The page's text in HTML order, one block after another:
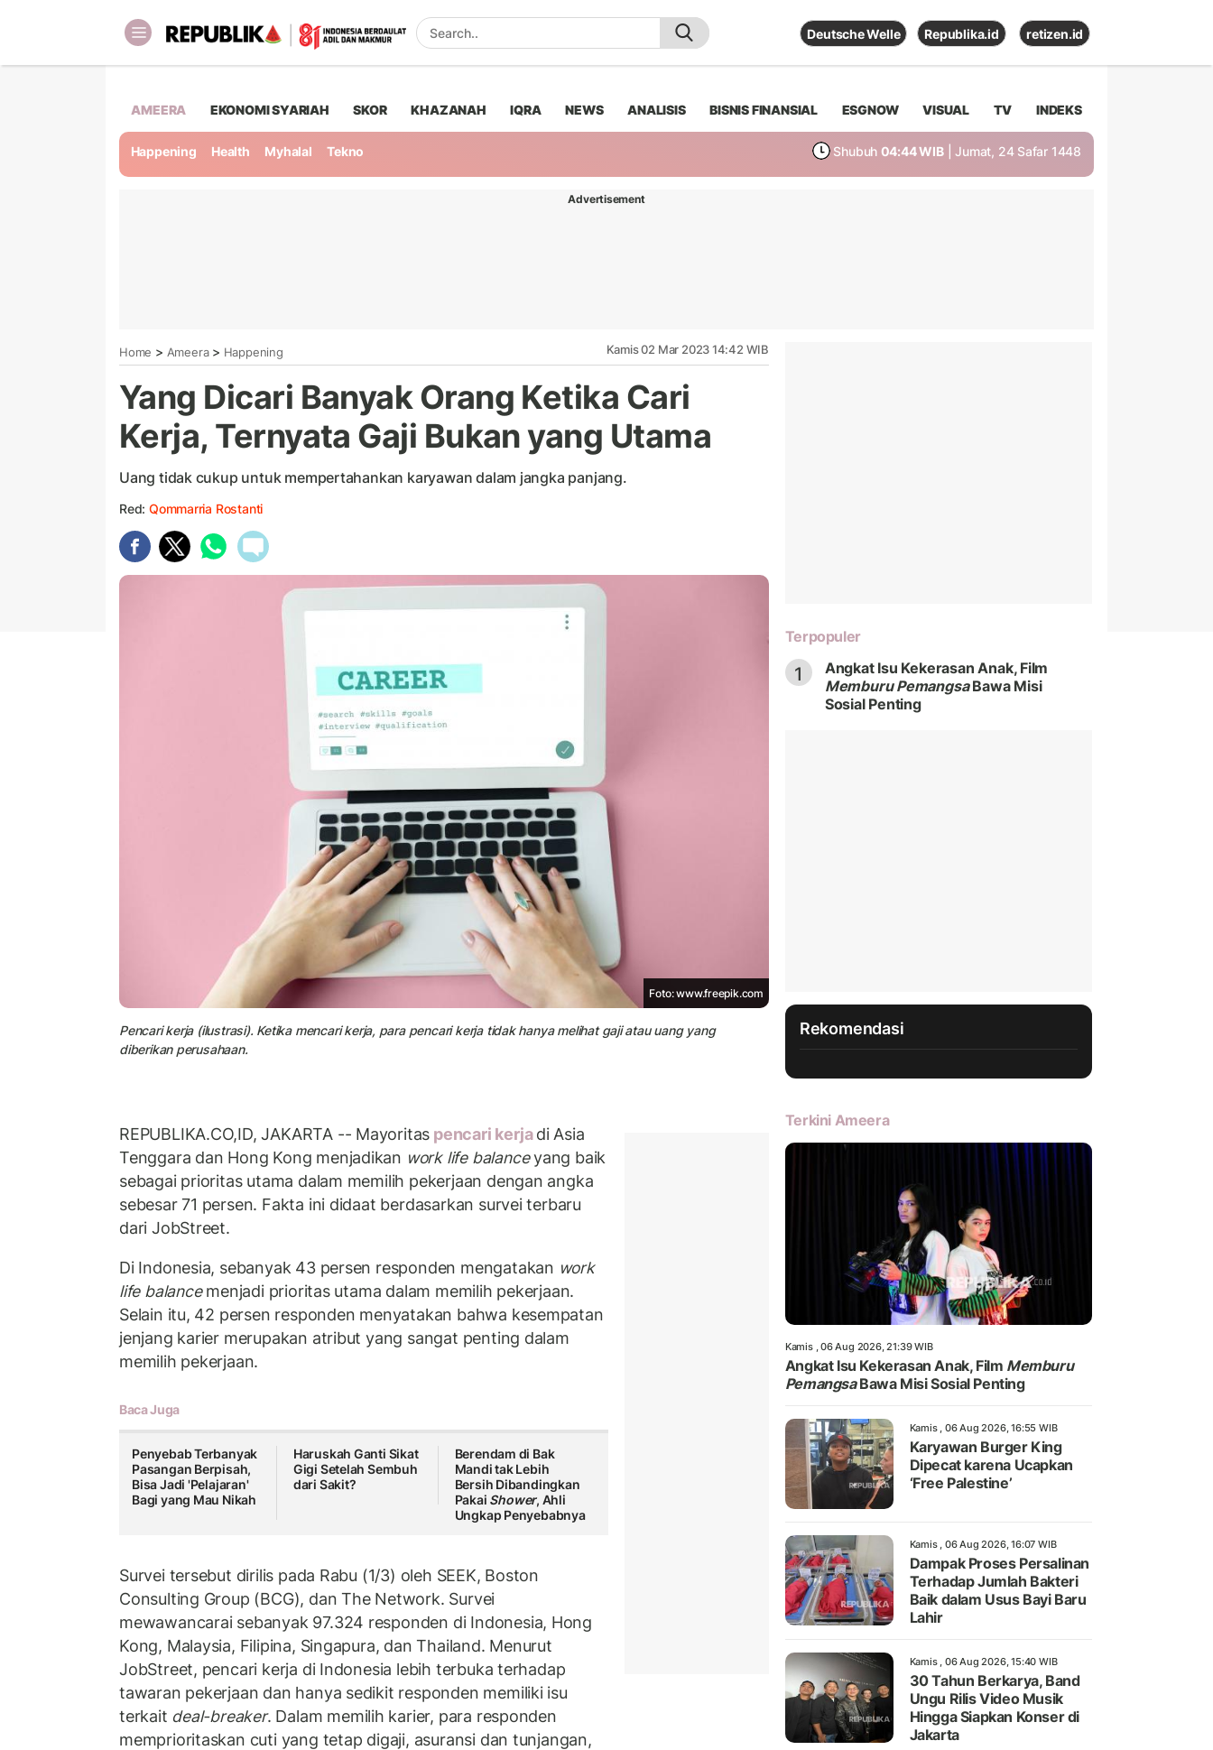
Deutsche Welle Republika.id retizen.id
AMEERA EKONOMI SYARIAH SKOR KHAZANAH IQRA NEWS ANALISIS BISNIS FINANSIAL ESGNOW VISUAL TV INDEKS
Happening Health Myhalal Tekno Shubuh 04:44 WIB | Jumat, 24 Safar 1448
Advertisement
Home > Ameera> Happening Kamis 02 Mar 2023 14:42 WIB
Yang Dicari Banyak Orang Ketika Cari
Kerja, Ternyata Gaji Bukan yang Utama
Uang tidak cukup untuk mempertahankan karyawan dalam jangka panjang.
Red: Qommarria Rostanti
Foto: www.freepik.com
Pencari kerja (ilustrasi). Ketika mencari kerja, para pencari kerja tidak hanya melihat gaji atau uang yang
diberikan perusahaan.
REPUBLIKA.CO,ID, JAKARTA -- Mayoritas pencari kerjadi Asia
Tenggara dan Hong Kong menjadikan work life balanceyang baik
sebagai prioritas utama dalam memilih pekerjaan dengan angka
sebesar 71 persen. Fakta ini didaat berdasarkan survei terbaru
dari JobStreet.
Di Indonesia, sebanyak 43 persen responden mengatakan work
life balancemenjadi prioritas utama dalam memilih pekerjaan.
Selain itu, 42 persen responden menyatakan bahwa kesempatan
jenjang karier merupakan atribut yang sangat penting dalam
memilih pekerjaan.
Baca Juga
Penyebab Terbanyak
Pasangan Berpisah,
Bisa Jadi 'Pelajaran'
Bagi yang Mau Nikah
Haruskah Ganti Sikat
Gigi Setelah Sembuh
dari Sakit?
Berendam di Bak
Mandi tak Lebih
Bersih Dibandingkan
Pakai Shower, Ahli
Ungkap Penyebabnya
Survei tersebut dirilis pada Rabu (1/3) oleh SEEK, Boston
Consulting Group (BCG), dan The Network. Survei
mewawancarai sebanyak 97.324 responden di Indonesia, Hong
Kong, Malaysia, Filipina, Singapura, dan Thailand. Menurut
JobStreet, pencari kerja di Indonesia lebih terbuka terhadap
tawaran pekerjaan dan hanya sedikit responden memiliki isu
terkait deal-breaker. Dalam memilih karier, para responden
memprioritaskan cuti yang tetap digaji, asuransi dan tunjangan,
Terpopuler
1
Angkat Isu Kekerasan Anak, Film
Memburu PemangsaBawa Misi
Sosial Penting
Rekomendasi
Terkini Ameera
Kamis , 06 Aug 2026, 21:39 WIB
Angkat Isu Kekerasan Anak, Film Memburu
PemangsaBawa Misi Sosial Penting
Kamis , 06 Aug 2026, 16:55 WIB
Karyawan Burger King
Dipecat karena Ucapkan
‘Free Palestine’
Kamis , 06 Aug 2026, 16:07 WIB
Dampak Proses Persalinan
Terhadap Jumlah Bakteri
Baik dalam Usus Bayi Baru
Lahir
Kamis , 06 Aug 2026, 15:40 WIB
30 Tahun Berkarya, Band
Ungu Rilis Video Musik
Hingga Siapkan Konser di
Jakarta